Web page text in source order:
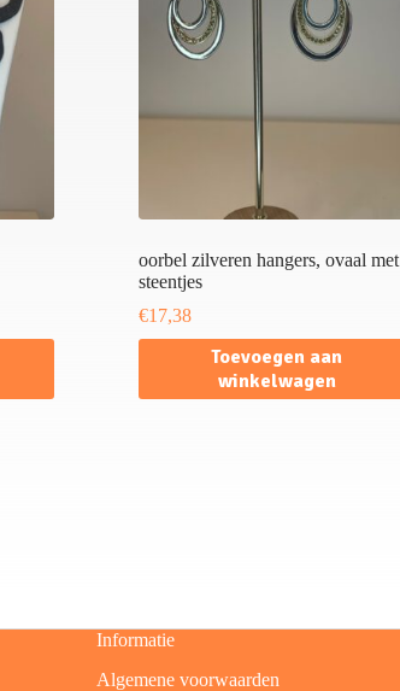
oorbel zilveren hangers, ovaal met
steentjes
€17,38
Toevoegen aan
winkelwagen
Informatie
Algemene voorwaarden